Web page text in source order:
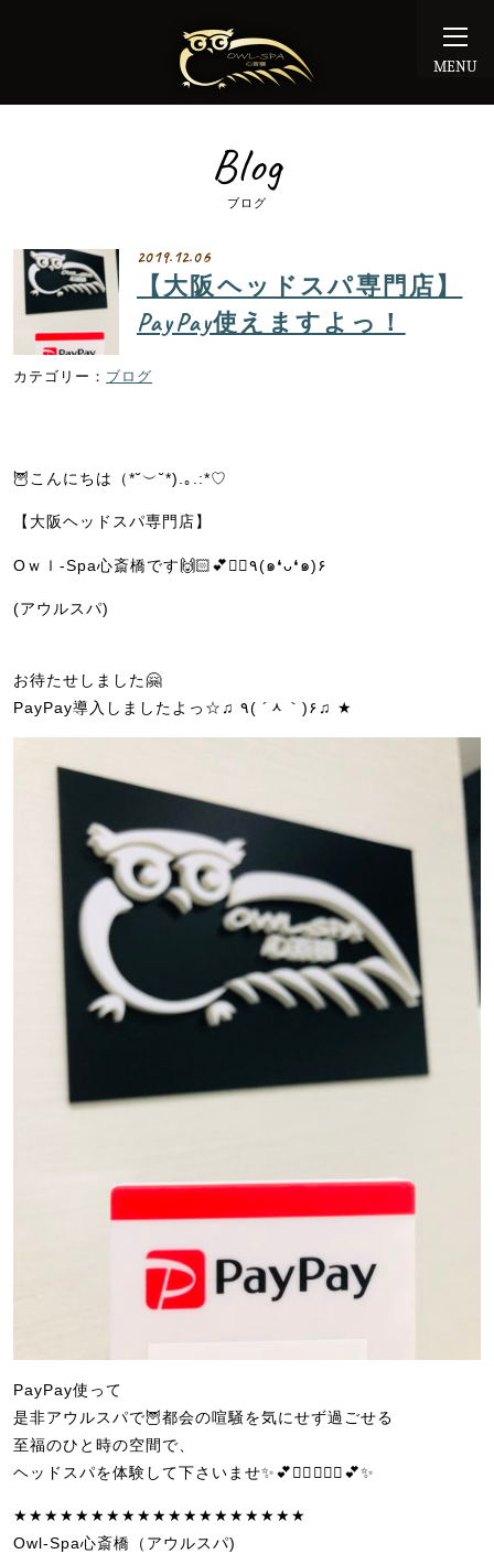
MENU
Blog
ブログ
2019.12.06
【大阪ヘッドスパ専門店】
PayPay使えますよっ！
ブログ
🦉 こんにちは（*˘︶˘*).｡ .:*♡
【大阪ヘッドスパ専門店】
Oｗｌ-Spa心斎橋です🙌🏻💕💆‍♀️٩(๑❛ᴗ❛๑)۶
(アウルスパ)
お待たせしました🤗
PayPay導入しましたよっ☆♫ ٩( ´ᆺ｀)۶♫ ★
PayPay使って
是非アウルスパで🦉都会の喧騒を気にせず過ごせる
至福のひと時の空間で、
ヘッドスパを体験して下さいませ✨💕💆‍♀️💆🏾‍♂️💕✨
★★★★★★★★★★★★★★★★★★★
Owl-Spa心斎橋（アウルスパ)